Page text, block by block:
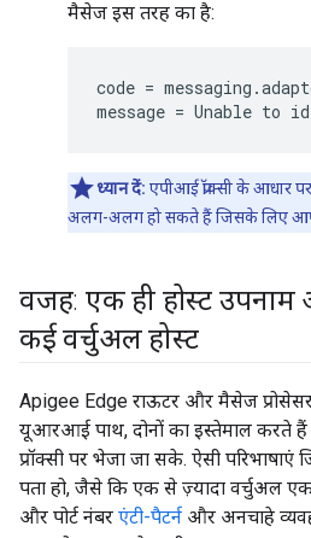
मैसेज इस तरह का है:
code =
message = Unable
ध्यान दें: एपीआई प्रॉक्सी के आधार
अलग-अलग हो सकते हैं जिसके लिए
वजह: एक ही होस्ट उपनाम
कई वर्चुअल होस्ट
Apigee Edge राऊटर और मैसेज
यूआरआई पाथ, दोनों का इस्तेमाल करते हैं
प्रॉक्सी पर भेजा जा सके. ऐसी
पता हो, जैसे कि एक से ज़्यादा वर्चुअल एक
और पोर्ट नंबर एंटी-पैटर्न और अनचाहे